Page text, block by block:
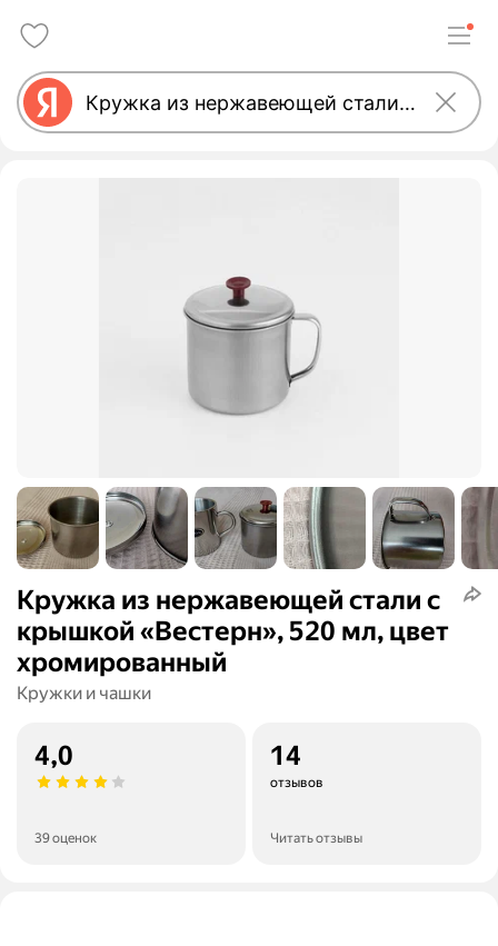
Кружка из нержавеющей стали с
крышкой «Вестерн», 520 мл, цвет
хромированный
Кружки и чашки
4,0
39 оценок
14
отзывов
Читать отзывы